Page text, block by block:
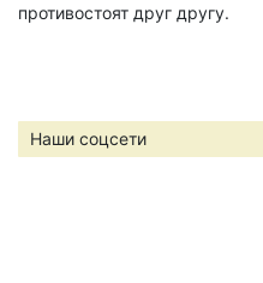
противостоят друг другу.
Наши соцсети